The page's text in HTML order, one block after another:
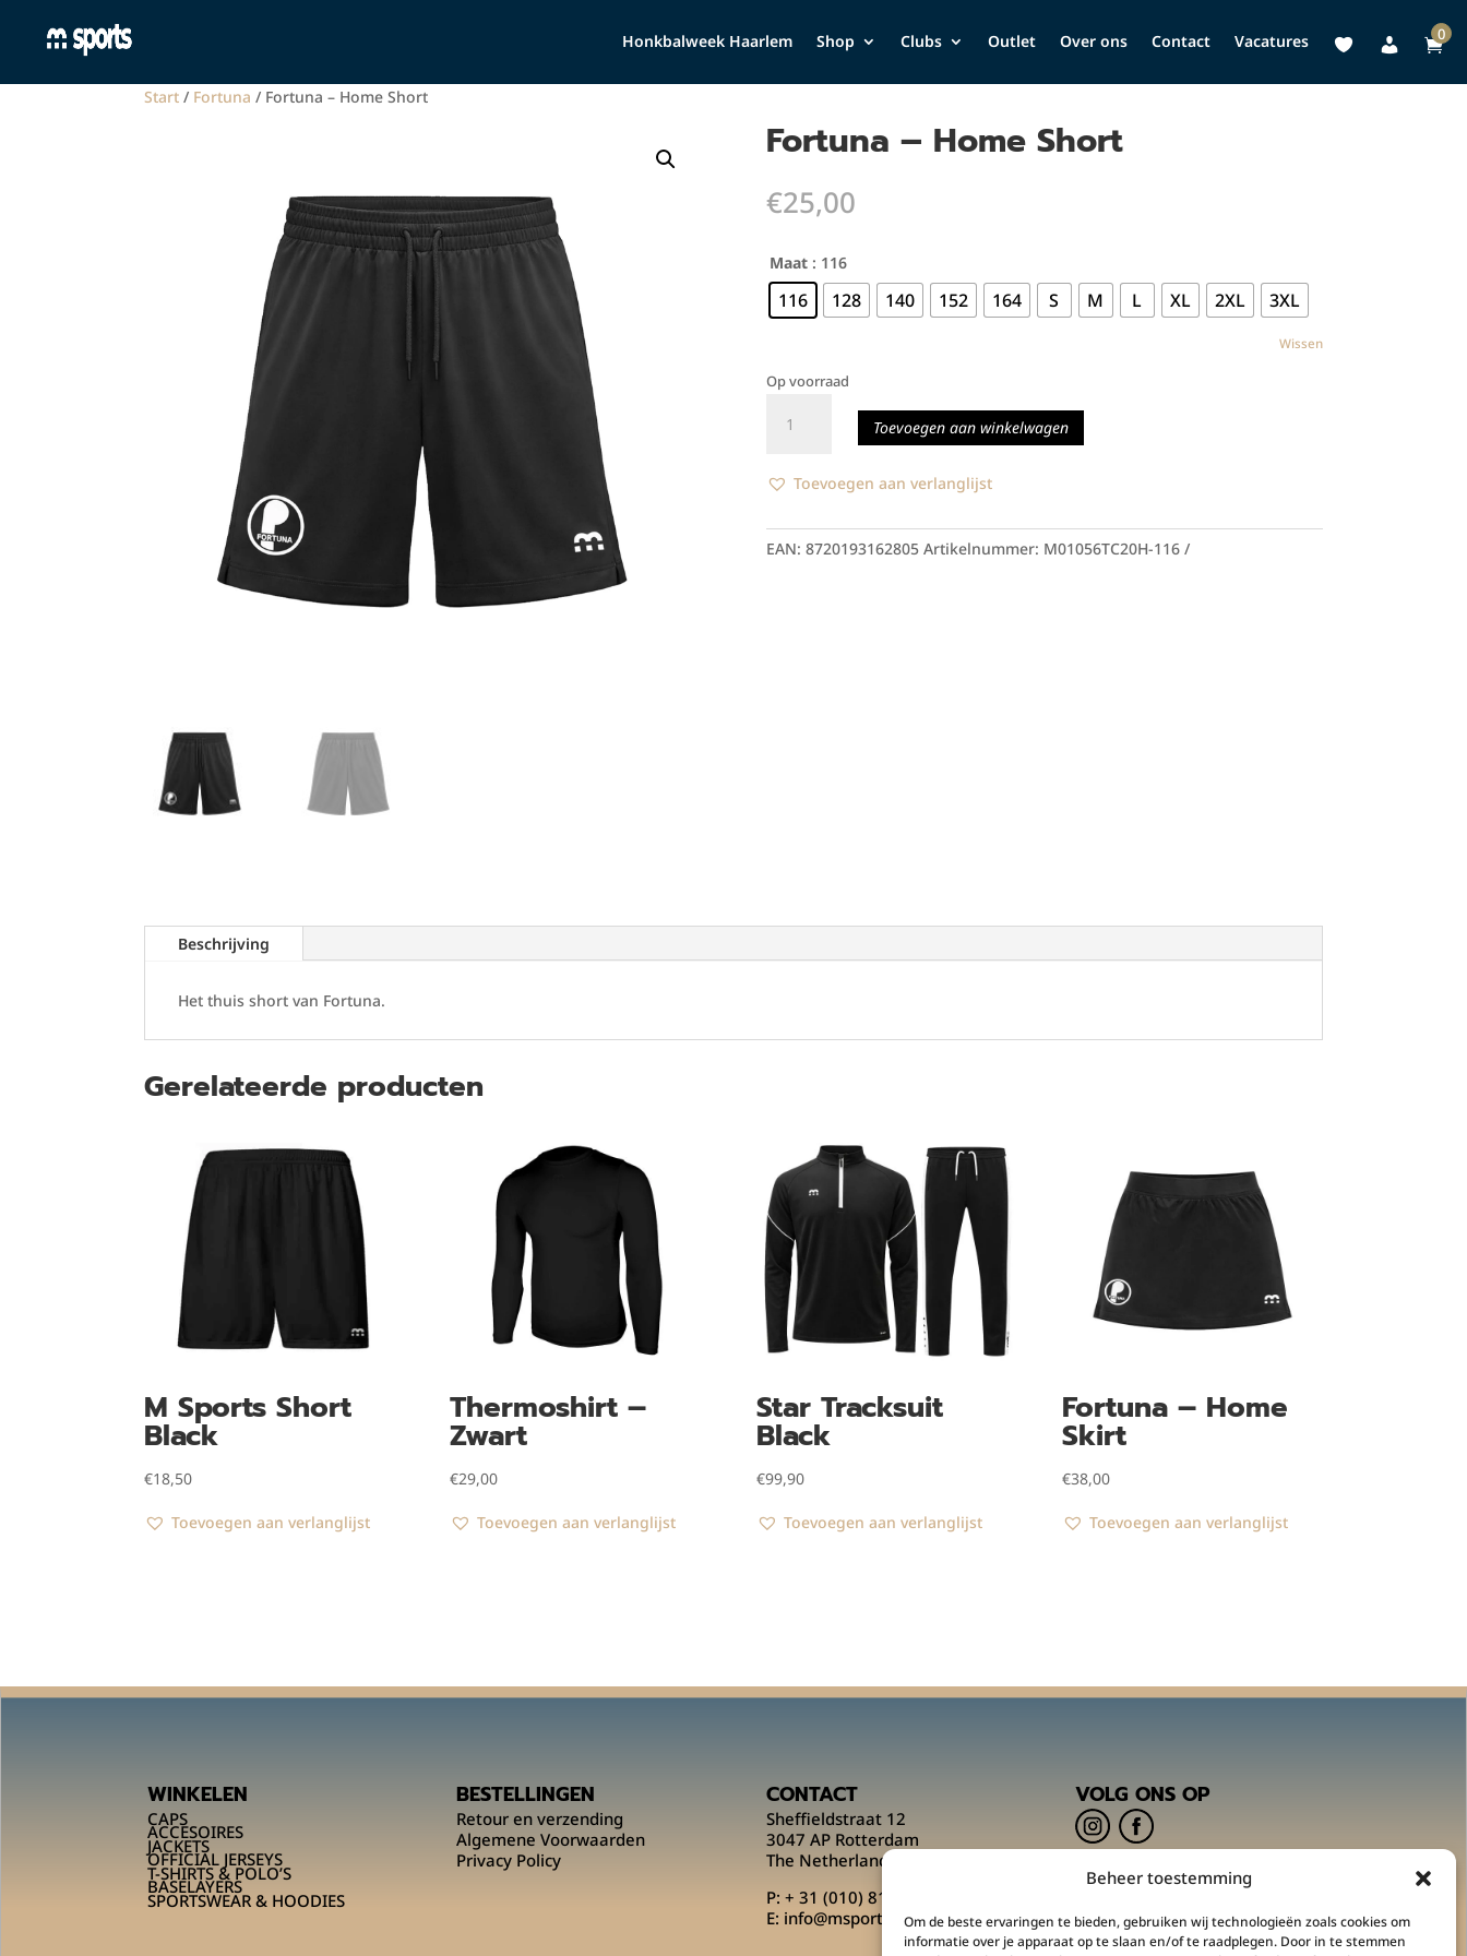
Beheer toestemming
Om de beste ervaringen te bieden, gebruiken wij technologieën zoals cookies om
informatie over je apparaat op te slaan en/of te raadplegen. Door in te stemmen
Honkbalweek Haarlem Shop Clubs Outlet Over ons Contact Vacatures 0
Start / Fortuna / Fortuna – Home Short
Fortuna – Home Short
€25,00
Maat : 116
116 128 140 152 164 S M L XL 2XL 3XL
Wissen
Op voorraad
Short
Toevoegen aan winkelwagen
Toevoegen aan verlanglijst
EAN: 8720193162805 Artikelnummer: M01056TC20H-116
Beschrijving
Het thuis short van Fortuna.
Gerelateerde producten
M Sports Short
Black
€18,50
Toevoegen aan verlanglijst
Thermoshirt –
Zwart
€29,00
Toevoegen aan verlanglijst
Star Tracksuit
Black
€99,90
Toevoegen aan verlanglijst
Fortuna – Home
Skirt
€38,00
Toevoegen aan verlanglijst
WINKELEN
CAPS
ACCESOIRES
JACKETS
OFFICIAL JERSEYS
T-SHIRTS & POLO’S
BASELAYERS
SPORTSWEAR & HOODIES
BESTELLINGEN
Retour en verzending
Algemene Voorwaarden
Privacy Policy
CONTACT
Sheffieldstraat 12
3047 AP Rotterdam
The Netherlands
P: + 31 (010) 818 00 08
E: info@msportsofficial.com
VOLG ONS OP